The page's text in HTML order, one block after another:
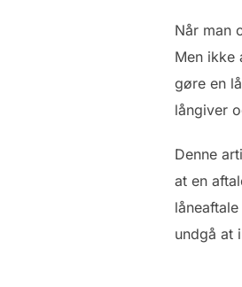
Når man
Men ikke
gøre en
långiver
Denne
at en
undgå at